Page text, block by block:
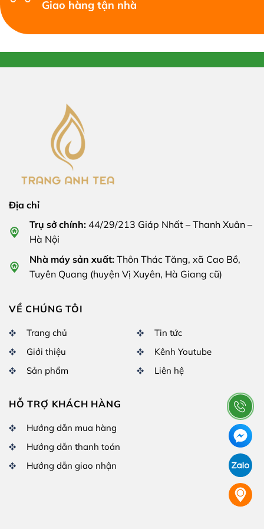
Giao hàng tận nhà
Địa chỉ
Trụ sở chính: 44/29/213 Giáp Nhất – Thanh Xuân –
Hà Nội
Nhà máy sản xuất: Thôn Thác Tăng, xã Cao Bồ,
Tuyên Quang (huyện Vị Xuyên, Hà Giang cũ)
VỀ CHÚNG TÔI
Trang chủ
Giới thiệu
Sản phẩm
Tin tức
Kênh Youtube
Liên hệ
HỖ TRỢ KHÁCH HÀNG
Hướng dẫn mua hàng
Hướng dẫn thanh toán
Hướng dẫn giao nhận